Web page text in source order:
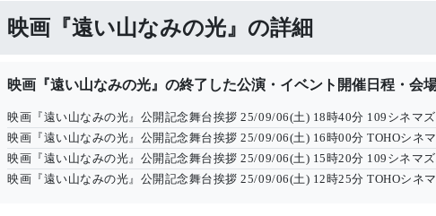
映画『遠い山なみの光』の詳細
映画『遠い山なみの光』の終了した公演・イベント開催日程・会
映画『遠い山なみの光』公開記念舞台挨拶 25/09/06(土) 18時40分 109シネマ
映画『遠い山なみの光』公開記念舞台挨拶 25/09/06(土) 16時00分 TOHOシネ
映画『遠い山なみの光』公開記念舞台挨拶 25/09/06(土) 15時20分 109シネマ
映画『遠い山なみの光』公開記念舞台挨拶 25/09/06(土) 12時25分 TOHOシネ